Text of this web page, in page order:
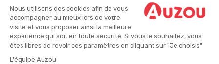
Nous utilisons des cookies afin de vous
accompagner au mieux lors de votre
visite et vous proposer ainsi la meilleure
expérience qui soit en toute sécurité. Si vous le souhaitez, vous
êtes libres de revoir ces paramètres en cliquant sur "Je choisis"
L'équipe Auzou
Suivre mon colis
Infos consommateur
CGU
CGV
Mentions légales